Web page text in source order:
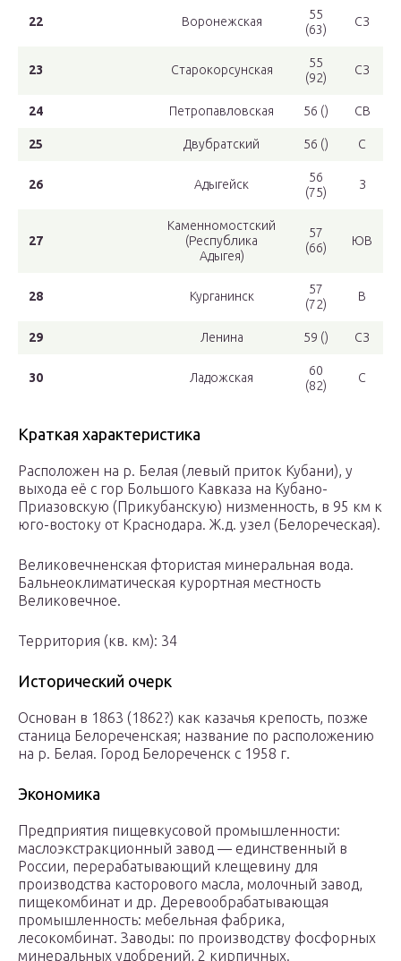
22 Воронежская
55
(63)
СЗ
23 Старокорсунская
55
(92)
СЗ
24 Петропавловская 56 () СВ
25 Двубратский 56 () С
26 Адыгейск
56
(75)
З
27
Каменномостский
(Республика
Адыгея)
57
(66)
ЮВ
28 Курганинск
57
(72)
В
29 Ленина 59 () СЗ
30 Ладожская
60
(82)
С
Краткая характеристика
Расположен на р. Белая (левый приток Кубани), у
выхода её с гор Большого Кавказа на Кубано-
Приазовскую (Прикубанскую) низменность, в 95 км к
юго-востоку от Краснодара. Ж.д. узел (Белореческая).
Великовечненская фтористая минеральная вода.
Бальнеоклиматическая курортная местность
Великовечное.
Территория (кв. км): 34
Исторический очерк
Основан в 1863 (1862?) как казачья крепость, позже
станица Белореченская; название по расположению
на р. Белая. Город Белореченск с 1958 г.
Экономика
Предприятия пищевкусовой промышленности:
маслоэкстракционный завод — единственный в
России, перерабатывающий клещевину для
производства касторового масла, молочный завод,
пищекомбинат и др. Деревообрабатывающая
промышленность: мебельная фабрика,
лесокомбинат. Заводы: по производству фосфорных
минеральных удобрений, 2 кирпичных.